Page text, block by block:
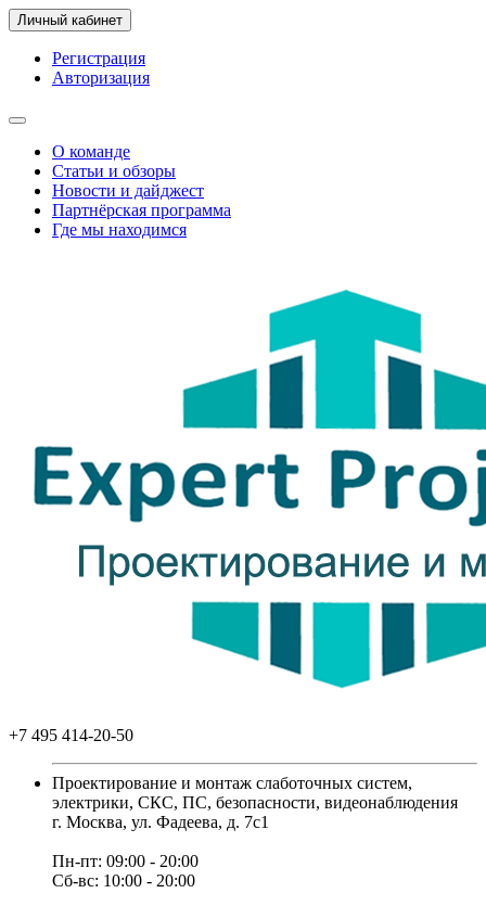
Личный кабинет
Регистрация
Авторизация
О команде
Статьи и обзоры
Новости и дайджест
Партнёрская программа
Где мы находимся
+7 495 414-20-50
Проектирование и монтаж слаботочных систем,
электрики, СКС, ПС, безопасности, видеонаблюдения
г. Москва, ул. Фадеева, д. 7с1
Пн-пт: 09:00 - 20:00
Сб-вс: 10:00 - 20:00